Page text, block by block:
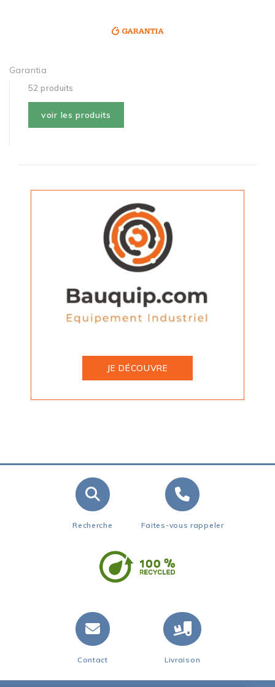
Garantia
52 produits
voir les produits
JE DÉCOUVRE
Recherche Faites-vous rappeler
Contact Livraison